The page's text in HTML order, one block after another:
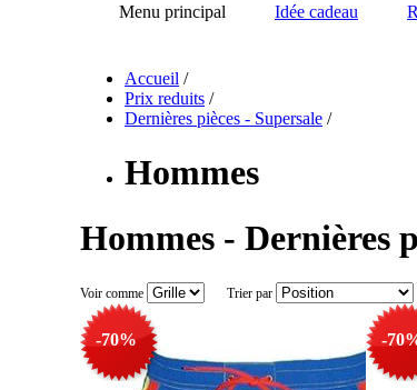
Menu principal Idée cadeau
Accueil /
Prix reduits /
Dernières pièces - Supersale /
Hommes
Hommes - Dernières
Voir comme Trier par
-70% -